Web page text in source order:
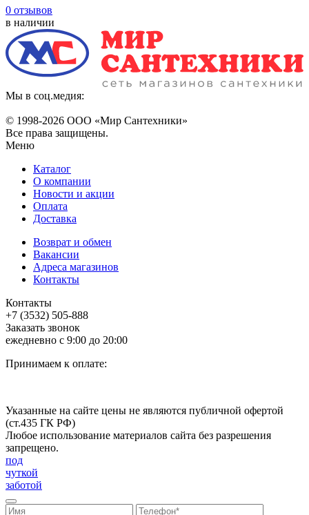
0 отзывов
в наличии
Мы в соц.медия:
© 1998-2026 ООО «Мир Сантехники»
Все права защищены.
Меню
Каталог
О компании
Новости и акции
Оплата
Доставка
Возврат и обмен
Вакансии
Адреса магазинов
Контакты
Контакты
+7 (3532) 505-888
Заказать звонок
ежедневно с 9:00 до 20:00
Принимаем к оплате:
Указанные на сайте цены не являются публичной офертой
(ст.435 ГК РФ)
Любое использование материалов сайта без разрешения
запрещено.
под
чуткой
заботой